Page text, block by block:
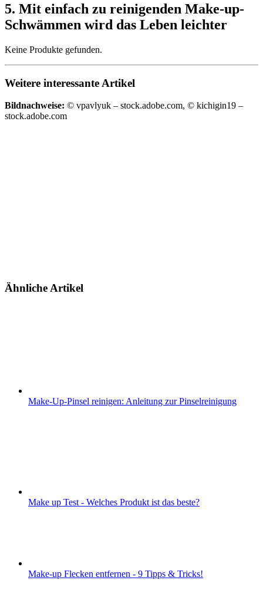
5. Mit einfach zu reinigenden Make-up-
Schwämmen wird das Leben leichter
Keine Produkte gefunden.
Weitere interessante Artikel
Bildnachweise: © vpavlyuk – stock.adobe.com, © kichigin19 –
stock.adobe.com
Ähnliche Artikel
Make-Up-Pinsel reinigen: Anleitung zur Pinselreinigung
Make up Test - Welches Produkt ist das beste?
Make-up Flecken entfernen - 9 Tipps & Tricks!